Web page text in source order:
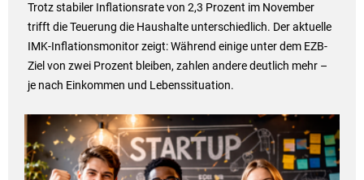
Trotz stabiler Inflationsrate von 2,3 Prozent im November
trifft die Teuerung die Haushalte unterschiedlich. Der aktuelle
IMK-Inflationsmonitor zeigt: Während einige unter dem EZB-
Ziel von zwei Prozent bleiben, zahlen andere deutlich mehr –
je nach Einkommen und Lebenssituation.